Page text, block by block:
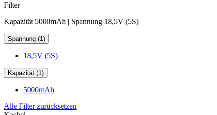
Filter
Kapazität 5000mAh | Spannung 18,5V (5S)
Spannung (1)
18,5V (5S)
Kapazität (1)
5000mAh
Alle Filter zurücksetzen